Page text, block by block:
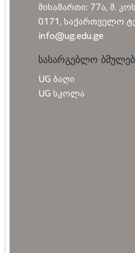
მისამართი: 77ა, მ.
0171, საქართველო
info@ug.edu.ge
სასარგებლო
UG ბაღი
UG სკოლა